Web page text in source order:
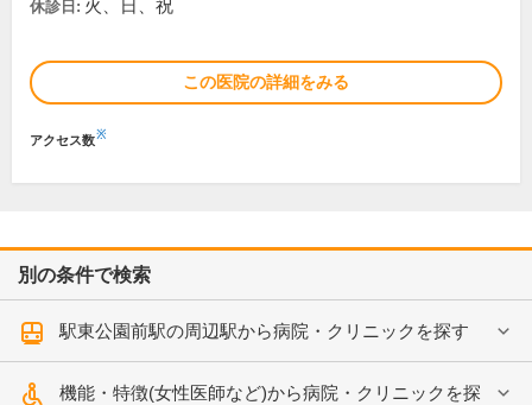
休診日: 火、日、祝
この医院の詳細をみる
アクセス数※
別の条件で検索
駅東公園前駅の周辺駅から病院・クリニックを探す
機能・特徴(女性医師など)から病院・クリニックを探